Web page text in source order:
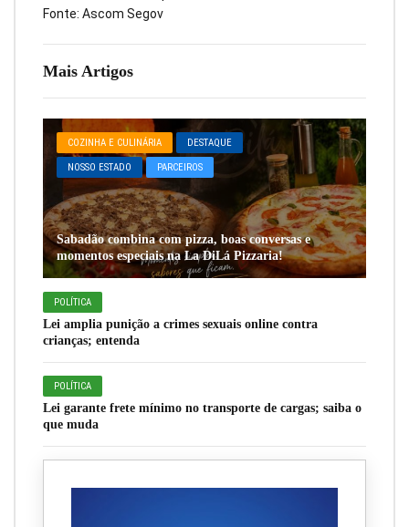
Mais Artigos
COZINHA E CULINÁRIA DESTAQUE
NOSSO ESTADO PARCEIROS
Sabadão combina com pizza, boas conversas e
momentos especiais na La DiLá Pizzaria!
POLÍTICA
Lei amplia punição a crimes sexuais online contra
crianças; entenda
POLÍTICA
Lei garante frete mínimo no transporte de cargas; saiba o
que muda
Fonte: Ascom Segov